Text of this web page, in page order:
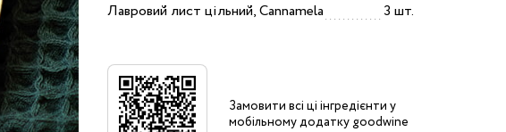
Лавровий лист цільний, Сannamela
3 шт.
Замовити всі ці інгредієнти у
мобільному додатку goodwine